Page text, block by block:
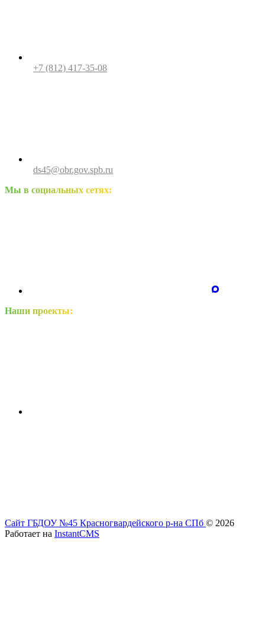
+7 (812) 417-35-08
ds45@obr.gov.spb.ru
Мы в социальных сетях:
Наши проекты:
Сайт ГБДОУ №45 Красногвардейского р-на СПб © 2026
Работает на InstantCMS